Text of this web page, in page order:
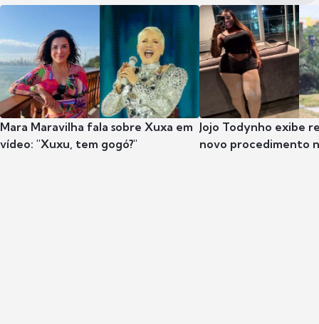
Mara Maravilha fala sobre Xuxa em
vídeo: "Xuxu, tem gogó?"
Jojo Todynho exibe
novo procedimento